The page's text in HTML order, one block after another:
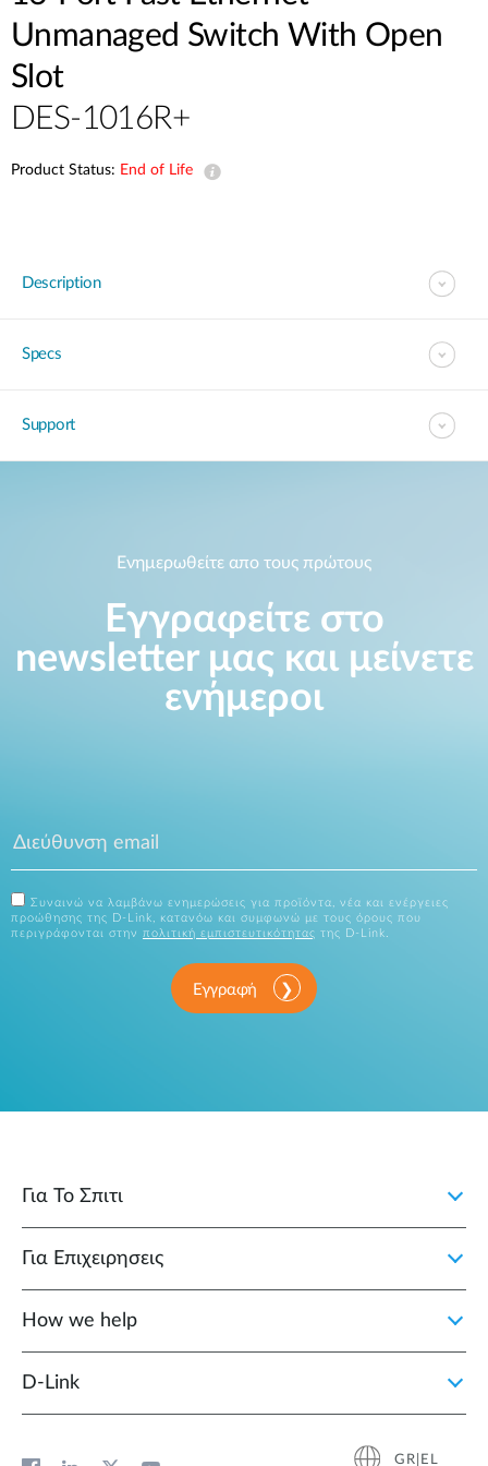
mydlink
Σημεία Πώλησης
Accessories
Σημεία Πώλησης
Blog
Υποστήριξη
FAQs
Contact
Support Portal
Unmanaged Switch With Open
Slot
DES-1016R+
Product Status: End of Life
Description
Specs
Support
Ενημερωθείτε απο τους πρώτους
Εγγραφείτε στο
newsletter μας και μείνετε
ενήμεροι
Συναινώ να λαμβάνω ενημερώσεις για προϊόντα, νέα και ενέργειες
προώθησης της D-Link, κατανόω και συμφωνώ με τους όρους που
περιγράφονται στην πολιτική εμπιστευτικότητας της D-Link.
Εγγραφή
Για Το Σπιτι
Για Επιχειρησεις
How we help
D‑Link
GR|EL